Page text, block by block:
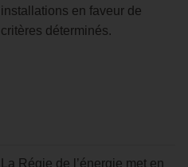
installations en faveur de
critères déterminés.
La Régie de l’énergie met en